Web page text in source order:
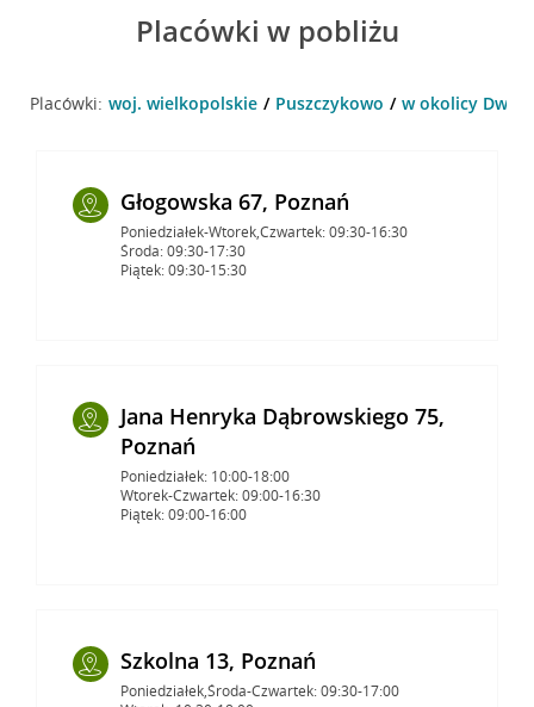
Placówki w pobliżu
Placówki: woj. wielkopolskie Puszczykowo w okolicy
Głogowska 67, Poznań
Poniedziałek-Wtorek,Czwartek: 09:30-16:30
Środa: 09:30-17:30
Piątek: 09:30-15:30
Jana Henryka Dąbrowskiego 75,
Poznań
Poniedziałek: 10:00-18:00
Wtorek-Czwartek: 09:00-16:30
Piątek: 09:00-16:00
Szkolna 13, Poznań
Poniedziałek,Środa-Czwartek: 09:30-17:00